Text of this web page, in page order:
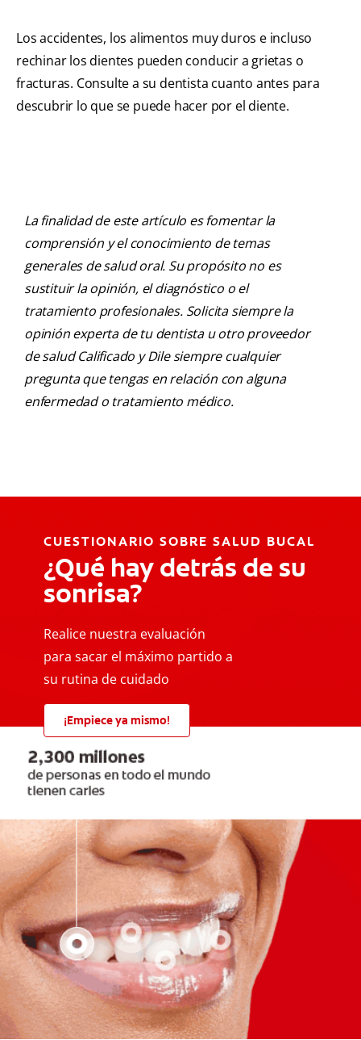
Los accidentes, los alimentos muy duros e incluso
rechinar los dientes pueden conducir a grietas o
fracturas. Consulte a su dentista cuanto antes para
descubrir lo que se puede hacer por el diente.
La finalidad de este artículo es fomentar la
comprensión y el conocimiento de temas
generales de salud oral. Su propósito no es
sustituir la opinión, el diagnóstico o el
tratamiento profesionales. Solicita siempre la
opinión experta de tu dentista u otro proveedor
de salud Calificado y Dile siempre cualquier
pregunta que tengas en relación con alguna
enfermedad o tratamiento médico.
CUESTIONARIO SOBRE SALUD BUCAL
¿Qué hay detrás de su
sonrisa?
Realice nuestra evaluación
para sacar el máximo partido a
su rutina de cuidado
¡Empiece ya mismo!